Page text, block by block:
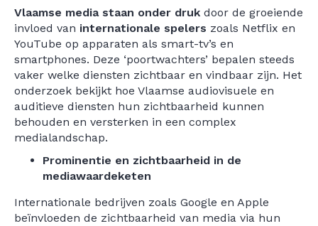
Vlaamse media staan onder druk door de groeiende
invloed van internationale spelers zoals Netflix en
YouTube op apparaten als smart-tv’s en
smartphones. Deze ‘poortwachters’ bepalen steeds
vaker welke diensten zichtbaar en vindbaar zijn. Het
onderzoek bekijkt hoe Vlaamse audiovisuele en
auditieve diensten hun zichtbaarheid kunnen
behouden en versterken in een complex
medialandschap.
Prominentie en zichtbaarheid in de
mediawaardeketen
Internationale bedrijven zoals Google en Apple
beïnvloeden de zichtbaarheid van media via hun